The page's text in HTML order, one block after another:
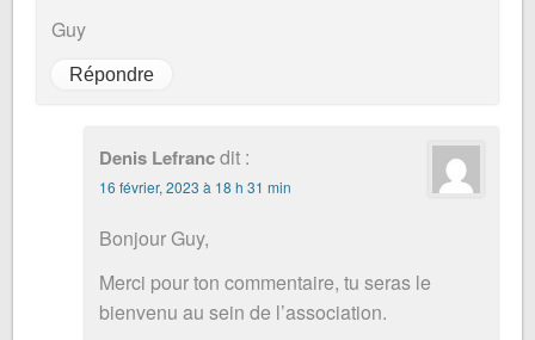
Guy
Répondre
Denis Lefrancdit :
16 février, 2023 à 18 h 31 min
Bonjour Guy,
Merci pour ton commentaire, tu seras le
bienvenu au sein de l’association.